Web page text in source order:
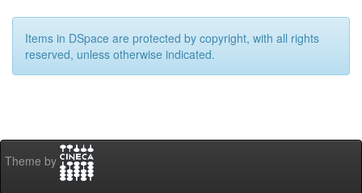
Items in DSpace are protected by copyright, with all rights
reserved, unless otherwise indicated.
Theme by